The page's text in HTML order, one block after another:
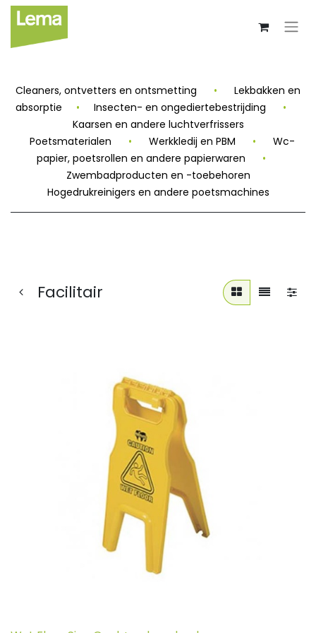
Cleaners, ontvetters en ontsmetting •
Lekbakken en
absorptie
• Insecten- en ongediertebestrijding
•
Kaarsen en andere luchtverfrissers
Poetsmaterialen
• Werkkledij en PBM •
Wc-
papier, poetsrollen en andere papierwaren
•
Zwembadproducten en -toebehoren
Hogedrukreinigers en andere poetsmachines
Facilitair